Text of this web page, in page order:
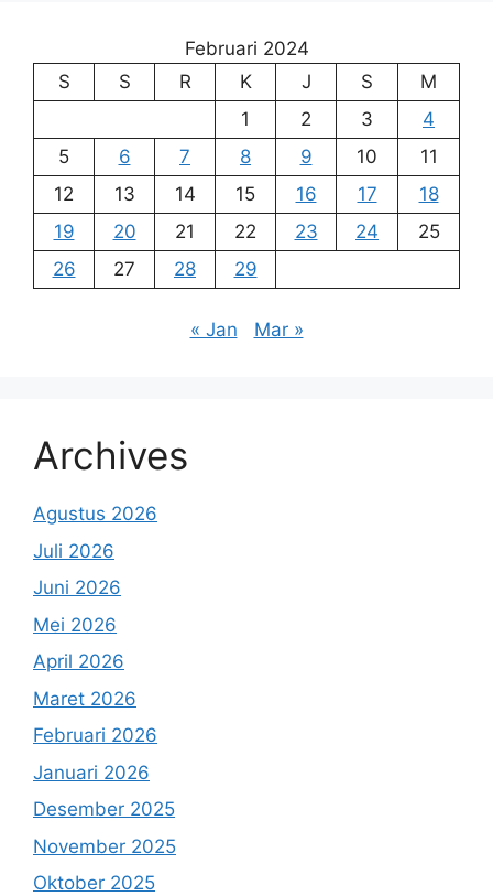
Februari 2024
S
S R K J S
M
1
2 3
4
5
6 7 8 9 10
11
12
13 14 15 16 17
18
19
20 21 22 23 24
25
26
27 28 29
« Jan Mar »
Archives
Agustus 2026
Juli 2026
Juni 2026
Mei 2026
April 2026
Maret 2026
Februari 2026
Januari 2026
Desember 2025
November 2025
Oktober 2025